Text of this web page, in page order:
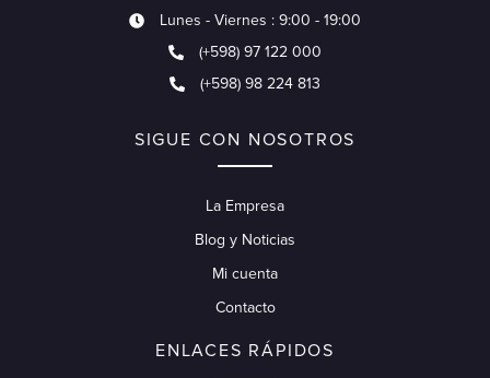
Lunes - Viernes : 9:00 - 19:00
(+598) 97 122 000
(+598) 98 224 813
SIGUE CON NOSOTROS
La Empresa
Blog y Noticias
Mi cuenta
Contacto
ENLACES RÁPIDOS